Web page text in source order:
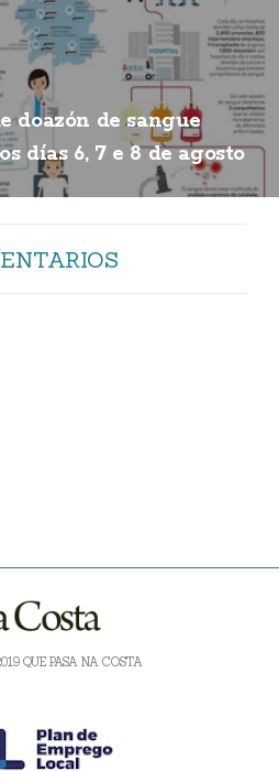
doazón de sangue
días 6, 7 e 8 de agosto
QUE PASA NA COSTA